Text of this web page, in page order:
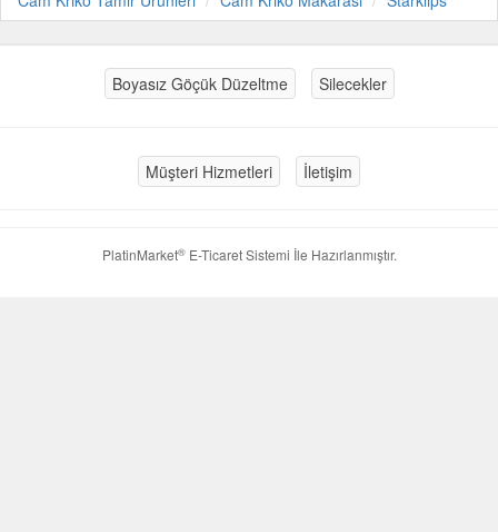
Boyasız Göçük Düzeltme Silecekler
Müşteri Hizmetleri İletişim
PlatinMarket®E-Ticaret Sistemi İle Hazırlanmıştır.